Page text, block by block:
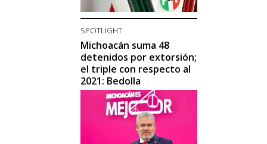
SPOTLIGHT
Michoacán suma 48
detenidos por extorsión;
el triple con respecto al
2021: Bedolla